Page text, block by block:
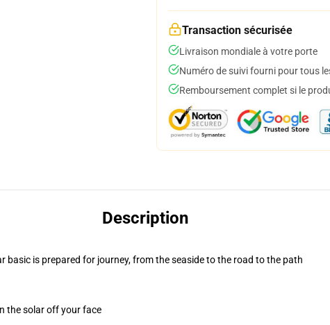
Transaction sécurisée
Livraison mondiale à votre porte
Numéro de suivi fourni pour tous
Remboursement complet si le
Description
basic is prepared for journey, from the seaside to the road to the path
the solar off your face